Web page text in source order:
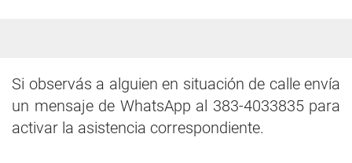
Si observás a alguien en situación de calle envía
un mensaje de WhatsApp al 383-4033835 para
activar la asistencia correspondiente.